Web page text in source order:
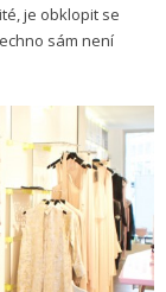
je obklopit se
sám není